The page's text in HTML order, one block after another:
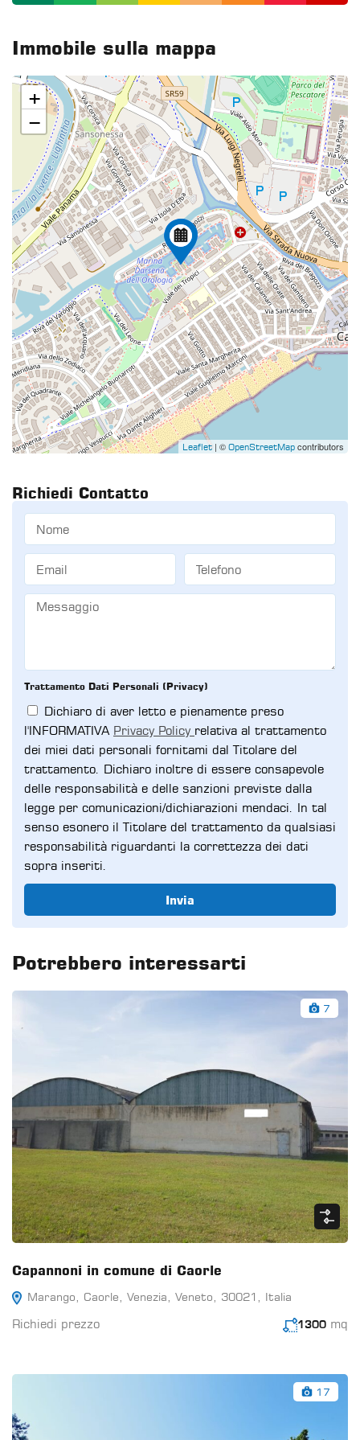
Immobile sulla mappa
+
−
Leaflet | © OpenStreetMap contributors
Richiedi Contatto
Trattamento Dati Personali (Privacy)
Dichiaro di aver letto e pienamente preso
l'INFORMATIVA Privacy Policy relativa al trattamento
dei miei dati personali fornitami dal Titolare del
trattamento. Dichiaro inoltre di essere consapevole
delle responsabilità e delle sanzioni previste dalla
legge per comunicazioni/dichiarazioni mendaci. In tal
senso esonero il Titolare del trattamento da qualsiasi
responsabilità riguardanti la correttezza dei dati
sopra inseriti.
Invia
Potrebbero interessarti
7
Capannoni in comune di Caorle
Marango, Caorle, Venezia, Veneto, 30021, Italia
Richiedi prezzo 1300 mq
17